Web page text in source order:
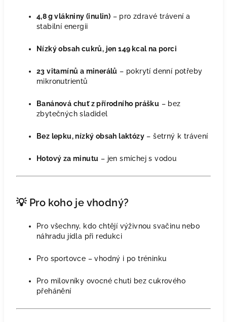
4,8 g vlákniny (inulin) – pro zdravé trávení a
stabilní energii
Nízký obsah cukrů, jen 149 kcal na porci
23 vitamínů a minerálů – pokrytí denní potřeby
mikronutrientů
Banánová chuť z přírodního prášku – bez
zbytečných sladidel
Bez lepku, nízký obsah laktózy – šetrný k trávení
Hotový za minutu – jen smíchej s vodou
💡 Pro koho je vhodný?
Pro všechny, kdo chtějí výživnou svačinu nebo
náhradu jídla při redukci
Pro sportovce – vhodný i po tréninku
Pro milovníky ovocné chuti bez cukrového
přehánění